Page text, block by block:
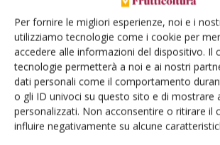
Per fornire le migliori esperienze, noi e i
utilizziamo tecnologie come i cookie per
accedere alle informazioni del dispositivo. Il
tecnologie permetterà a noi e ai nostri
dati personali come il comportamento
o gli ID univoci su questo sito e di mostrare
personalizzati. Non acconsentire o ritirare il
influire negativamente su alcune
operatrice in grado di trinciare il legno di
di disinfettarlo con il fuoco alimentato a
(Tomasoniet al., Cra-Fru, Cra-Ing,
Il miglioramento genetico
L’esplosione di Psa ha reso più che mai
del miglioramento varietale per